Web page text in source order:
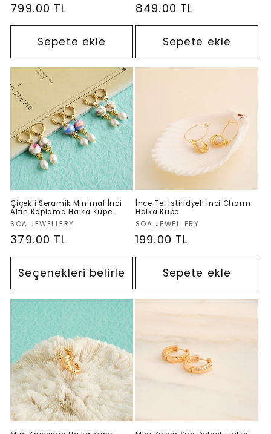
Normal
fiyat
799.00 TL
Sepete ekle
Normal
fiyat
849.00 TL
Sepete ekle
Çiçekli Seramik Minimal İnci
Altın Kaplama Halka Küpe
Satıcı:
SOA JEWELLERY
Normal
fiyat
379.00 TL
Seçenekleri belirle
İnce Tel İstiridyeli İnci Charm
Halka Küpe
Satıcı:
SOA JEWELLERY
Normal
fiyat
199.00 TL
Sepete ekle